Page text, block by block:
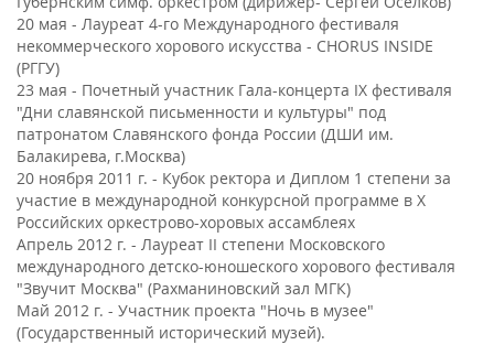
20 мая - Лауреат 4-го Международного фестиваля
некоммерческого хорового искусства - CHORUS INSIDE
(РГГУ)
23 мая - Почетный участник Гала-концерта IX фестиваля
"Дни славянской письменности и культуры" под
патронатом Славянского фонда России (ДШИ им.
Балакирева, г.Москва)
20 ноября 2011 г. - Кубок ректора и Диплом 1 степени за
участие в международной конкурсной программе в Х
Российских оркестрово-хоровых ассамблеях
Апрель 2012 г. - Лауреат II степени Московского
международного детско-юношеского хорового фестиваля
"Звучит Москва" (Рахманиновский зал МГК)
Май 2012 г. - Участник проекта "Ночь в музее"
(Государственный исторический музей).